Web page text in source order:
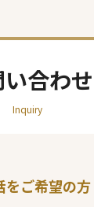
合わせ
Inquiry
をご希望の方